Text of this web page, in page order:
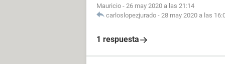
Mauricio - 26 may 2020 a las 21:14
carloslopezjurado - 28 may 2020 a las
1 respuesta